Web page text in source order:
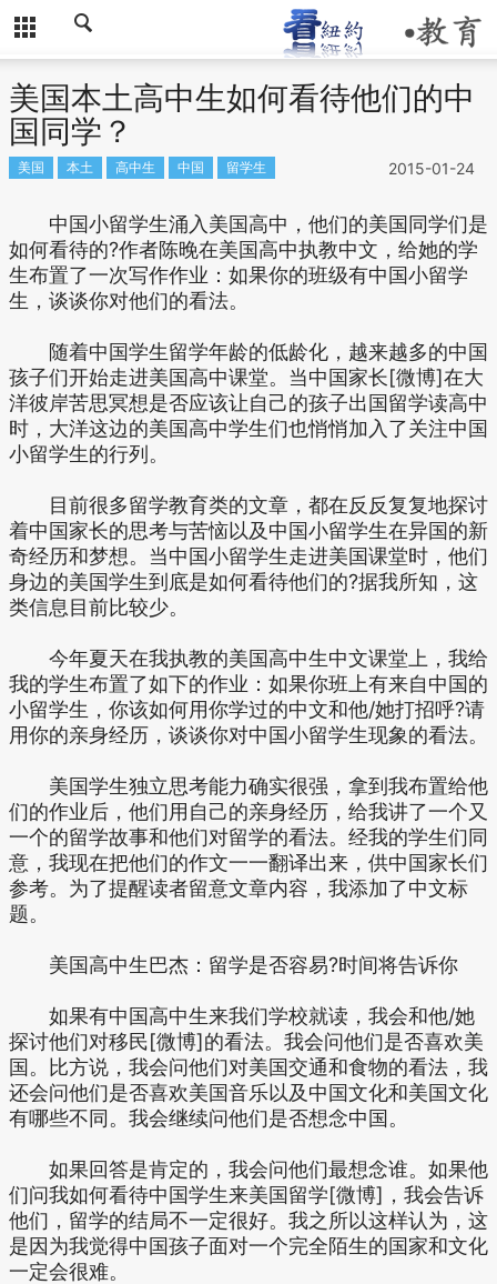
美国本土高中生如何看待他们的中
国同学？
2015-01-24
美国 本土 高中生 中国 留学生
中国小留学生涌入美国高中，他们的美国同学们是
如何看待的?作者陈晚在美国高中执教中文，给她的学
生布置了一次写作作业：如果你的班级有中国小留学
生，谈谈你对他们的看法。
随着中国学生留学年龄的低龄化，越来越多的中国
孩子们开始走进美国高中课堂。当中国家长[微博]在大
洋彼岸苦思冥想是否应该让自己的孩子出国留学读高中
时，大洋这边的美国高中学生们也悄悄加入了关注中国
小留学生的行列。
目前很多留学教育类的文章，都在反反复复地探讨
着中国家长的思考与苦恼以及中国小留学生在异国的新
奇经历和梦想。当中国小留学生走进美国课堂时，他们
身边的美国学生到底是如何看待他们的?据我所知，这
类信息目前比较少。
今年夏天在我执教的美国高中生中文课堂上，我给
我的学生布置了如下的作业：如果你班上有来自中国的
小留学生，你该如何用你学过的中文和他/她打招呼?请
用你的亲身经历，谈谈你对中国小留学生现象的看法。
美国学生独立思考能力确实很强，拿到我布置给他
们的作业后，他们用自己的亲身经历，给我讲了一个又
一个的留学故事和他们对留学的看法。经我的学生们同
意，我现在把他们的作文一一翻译出来，供中国家长们
参考。为了提醒读者留意文章内容，我添加了中文标
题。
美国高中生巴杰：留学是否容易?时间将告诉你
如果有中国高中生来我们学校就读，我会和他/她
探讨他们对移民[微博]的看法。我会问他们是否喜欢美
国。比方说，我会问他们对美国交通和食物的看法，我
还会问他们是否喜欢美国音乐以及中国文化和美国文化
有哪些不同。我会继续问他们是否想念中国。
如果回答是肯定的，我会问他们最想念谁。如果他
们问我如何看待中国学生来美国留学[微博]，我会告诉
他们，留学的结局不一定很好。我之所以这样认为，这
是因为我觉得中国孩子面对一个完全陌生的国家和文化
一定会很难。